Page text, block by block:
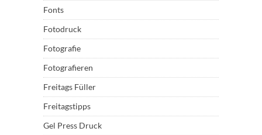
Fonts
Fotodruck
Fotografie
Fotografieren
Freitags Füller
Freitagstipps
Gel Press Druck